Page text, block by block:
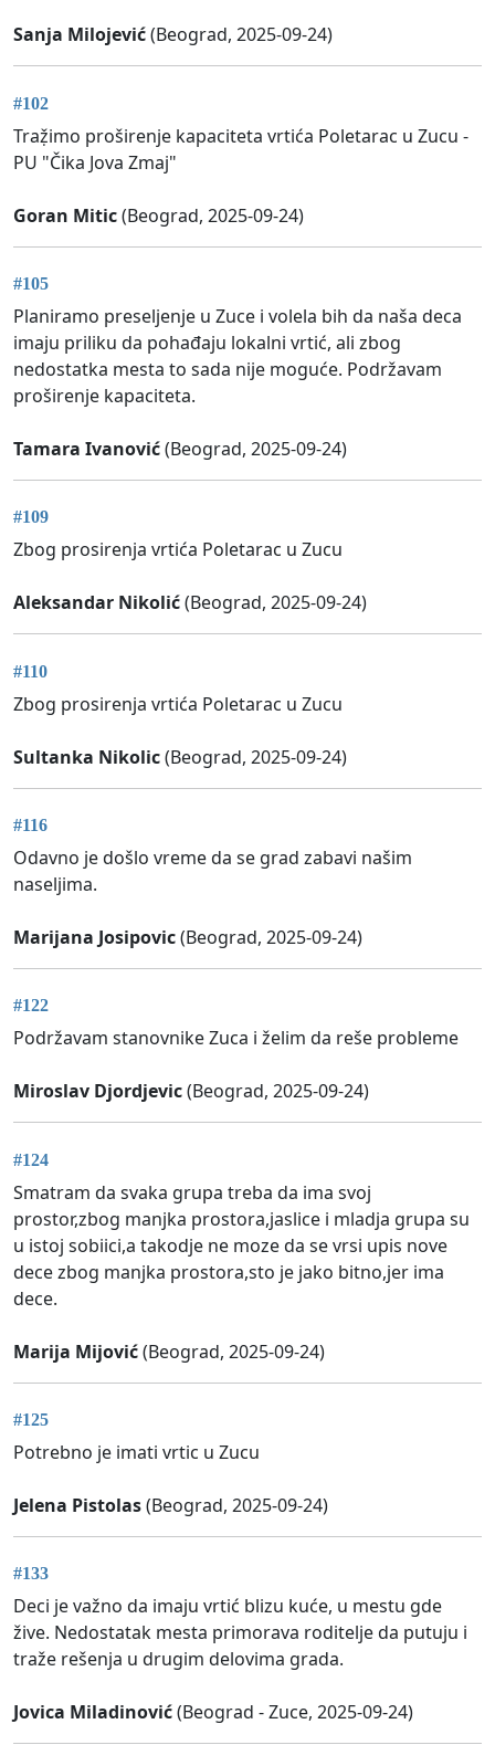
Sanja Milojević(Beograd, 2025-09-24)
#102
Traẓ̌imo proširenje kapaciteta vrtića Poletarac u Zucu -
PU "Čika Jova Zmaj"
Goran Mitic(Beograd, 2025-09-24)
#105
Planiramo preseljenje u Zuce i volela bih da naša deca
imaju priliku da pohađaju lokalni vrtić, ali zbog
nedostatka mesta to sada nije moguće. Podržavam
proširenje kapaciteta.
Tamara Ivanović(Beograd, 2025-09-24)
#109
Zbog prosirenja vrtića Poletarac u Zucu
Aleksandar Nikolić(Beograd, 2025-09-24)
#110
Zbog prosirenja vrtića Poletarac u Zucu
Sultanka Nikolic(Beograd, 2025-09-24)
#116
Odavno je došlo vreme da se grad zabavi našim
naseljima.
Marijana Josipovic(Beograd, 2025-09-24)
#122
Podržavam stanovnike Zuca i želim da reše probleme
Miroslav Djordjevic(Beograd, 2025-09-24)
#124
Smatram da svaka grupa treba da ima svoj
prostor,zbog manjka prostora,jaslice i mladja grupa su
u istoj sobiici,a takodje ne moze da se vrsi upis nove
dece zbog manjka prostora,sto je jako bitno,jer ima
dece.
Marija Mijović(Beograd, 2025-09-24)
#125
Potrebno je imati vrtic u Zucu
Jelena Pistolas(Beograd, 2025-09-24)
#133
Deci je važno da imaju vrtić blizu kuće, u mestu gde
žive. Nedostatak mesta primorava roditelje da putuju i
traže rešenja u drugim delovima grada.
Jovica Miladinović(Beograd - Zuce, 2025-09-24)